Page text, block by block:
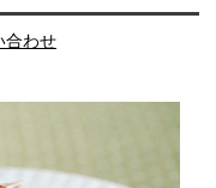
合わせ